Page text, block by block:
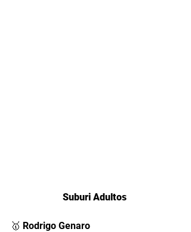
Suburi Adultos
🥇 Rodrigo Genaro